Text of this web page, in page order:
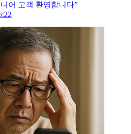
어 고객 환영합니다”